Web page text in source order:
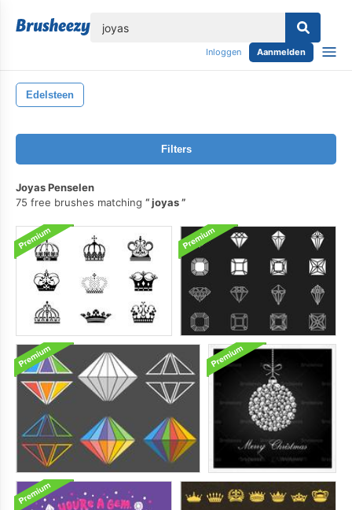
Inloggen Aanmelden
Edelsteen
Filters
Joyas Penselen
75 free brushes matching
joyas